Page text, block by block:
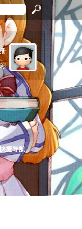
索
捷导航